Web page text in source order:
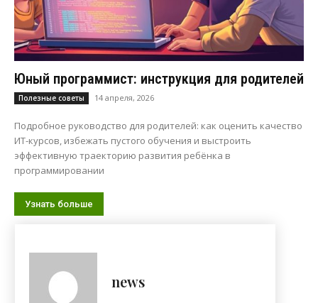
Юный программист: инструкция для родителей
Полезные советы 14 апреля, 2026
Подробное руководство для родителей: как оценить качество
ИТ-курсов, избежать пустого обучения и выстроить
эффективную траекторию развития ребёнка в
программировании
Узнать больше
news